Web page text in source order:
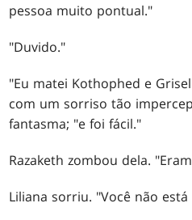
pessoa muito pontual."
"Duvido."
"Eu matei Kothophed e
com um sorriso tão
fantasma; "e foi fácil."
Razaketh zombou dela.
Liliana sorriu. "Você não